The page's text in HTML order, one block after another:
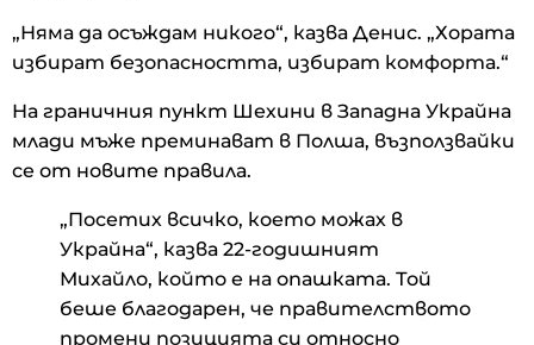
„Няма да осъждам никого“, казва Денис. „Хората
избират безопасността, избират комфорта.“
На граничния пункт Шехини в Западна Украйна
млади мъже преминават в Полша, възползвайки
се от новите правила.
„Посетих всичко, което можах в
Украйна“, казва 22-годишният
Михайло, който е на опашката. Той
беше благодарен, че правителството
промени позицията си относно